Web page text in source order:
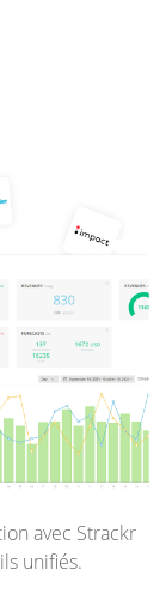
avec Strackr
unifiés.